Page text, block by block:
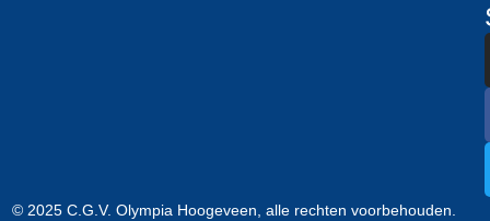
© 2025 C.G.V. Olympia Hoogeveen, alle rechten voorbehouden.